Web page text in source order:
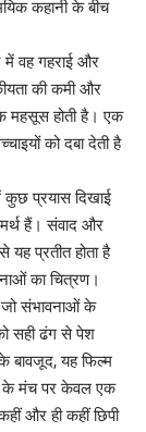
कहानी के बीच
में वह गहराई और
की कमी और
महसूस होती है। एक
को दबा देती है
कुछ प्रयास दिखाई
हैं। संवाद और
यह प्रतीत होता है
का चित्रण।
जो संभावनाओं के
सही ढंग से पेश
बावजूद, यह फिल्म
के मंच पर केवल एक
और ही कहीं छिपी